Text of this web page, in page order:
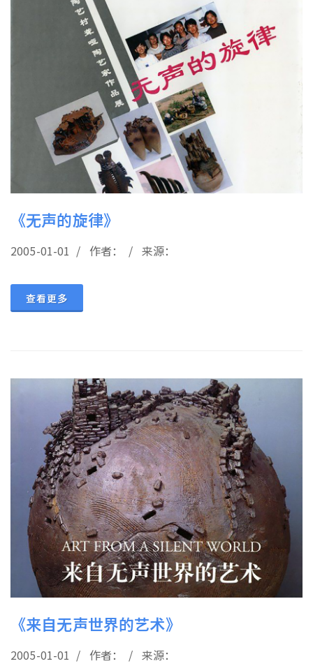
《无声的旋律》
2005-01-01 / 作者： / 来源：
查看更多
《来自无声世界的艺术》
2005-01-01 / 作者： / 来源：